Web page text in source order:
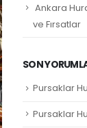
Ankara
ve Fırsatlar
SON
Pursaklar
Pursaklar